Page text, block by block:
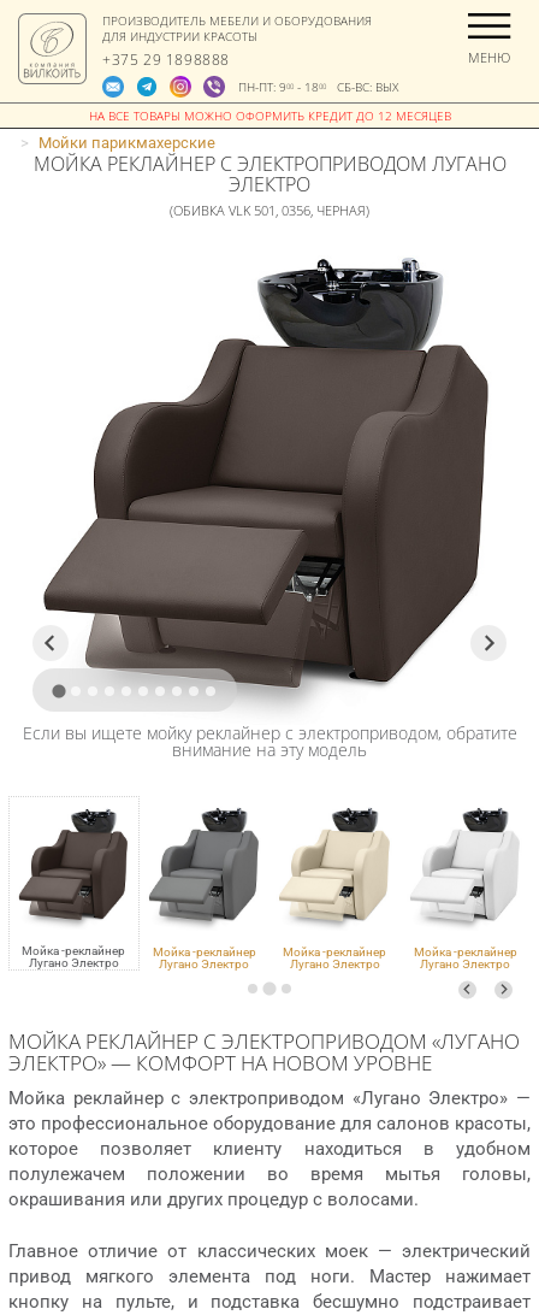
ПРОИЗВОДИТЕЛЬ МЕБЕЛИ И ОБОРУДОВАНИЯ
ДЛЯ ИНДУСТРИИ КРАСОТЫ
+375 29 1898888
ПН-ПТ: 900- 1800СБ-ВС: ВЫХ
МЕНЮ
> Мойки парикмахерские
МОЙКА РЕКЛАЙНЕР С ЭЛЕКТРОПРИВОДОМ ЛУГАНО
ЭЛЕКТРО
(ОБИВКА VLK 501, 0356, ЧЕРНАЯ)
Мойка -реклайнер
Лугано Электро
Мойка -реклайнер
Лугано Электро
Мойка -реклайнер
Лугано Электро
Мойка -реклайнер
Лугано Электро
Если вы ищете мойку реклайнер с электроприводом, обратите
внимание на эту модель
МОЙКА РЕКЛАЙНЕР С ЭЛЕКТРОПРИВОДОМ «ЛУГАНО
ЭЛЕКТРО» — КОМФОРТ НА НОВОМ УРОВНЕ
Мойка реклайнер с электроприводом «Лугано Электро» —
это профессиональное оборудование для салонов красоты,
которое позволяет клиенту находиться в удобном
полулежачем положении во время мытья головы,
окрашивания или других процедур с волосами.
Главное отличие от классических моек — электрический
привод мягкого элемента под ноги. Мастер нажимает
кнопку на пульте, и подставка бесшумно подстраивает